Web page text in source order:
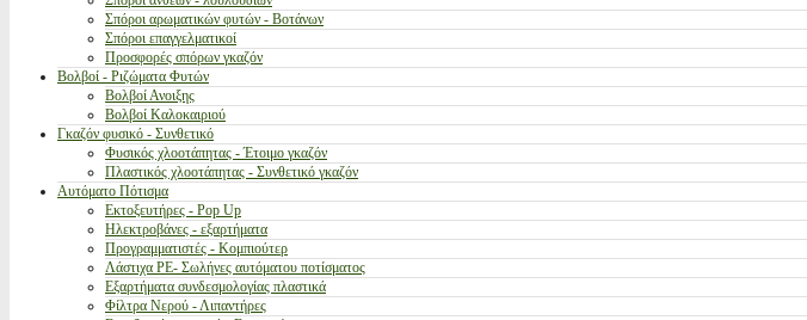
Σπόροι αρωματικών φυτών - Βοτάνων
Σπόροι επαγγελματικοί
Προσφορές σπόρων γκαζόν
Βολβοί - Ριζώματα Φυτών
Βολβοί Ανοιξης
Βολβοί Καλοκαιριού
Γκαζόν φυσικό - Συνθετικό
Φυσικός χλοοτάπητας - Έτοιμο γκαζόν
Πλαστικός χλοοτάπητας - Συνθετικό γκαζόν
Αυτόματο Πότισμα
Εκτοξευτήρες - Pop Up
Ηλεκτροβάνες - εξαρτήματα
Προγραμματιστές - Κομπιούτερ
Λάστιχα PE- Σωλήνες αυτόματου ποτίσματος
Εξαρτήματα συνδεσμολογίας πλαστικά
Φίλτρα Νερού - Λιπαντήρες